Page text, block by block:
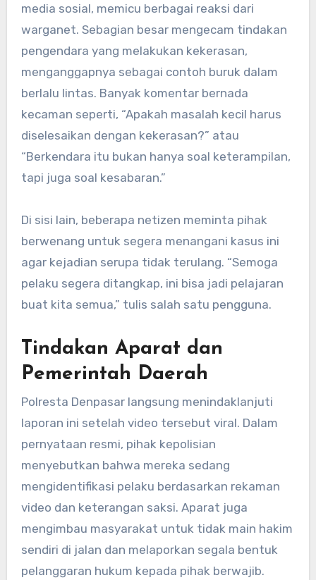
media sosial, memicu berbagai reaksi dari
warganet. Sebagian besar mengecam tindakan
pengendara yang melakukan kekerasan,
menganggapnya sebagai contoh buruk dalam
berlalu lintas. Banyak komentar bernada
kecaman seperti, “Apakah masalah kecil harus
diselesaikan dengan kekerasan?” atau
“Berkendara itu bukan hanya soal keterampilan,
tapi juga soal kesabaran.”
Di sisi lain, beberapa netizen meminta pihak
berwenang untuk segera menangani kasus ini
agar kejadian serupa tidak terulang. “Semoga
pelaku segera ditangkap, ini bisa jadi pelajaran
buat kita semua,” tulis salah satu pengguna.
Tindakan Aparat dan
Pemerintah Daerah
Polresta Denpasar langsung menindaklanjuti
laporan ini setelah video tersebut viral. Dalam
pernyataan resmi, pihak kepolisian
menyebutkan bahwa mereka sedang
mengidentifikasi pelaku berdasarkan rekaman
video dan keterangan saksi. Aparat juga
mengimbau masyarakat untuk tidak main hakim
sendiri di jalan dan melaporkan segala bentuk
pelanggaran hukum kepada pihak berwajib.